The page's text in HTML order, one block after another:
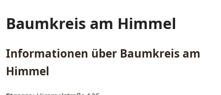
Baumkreis am Himmel
Informationen über Baumkreis am
Himmel